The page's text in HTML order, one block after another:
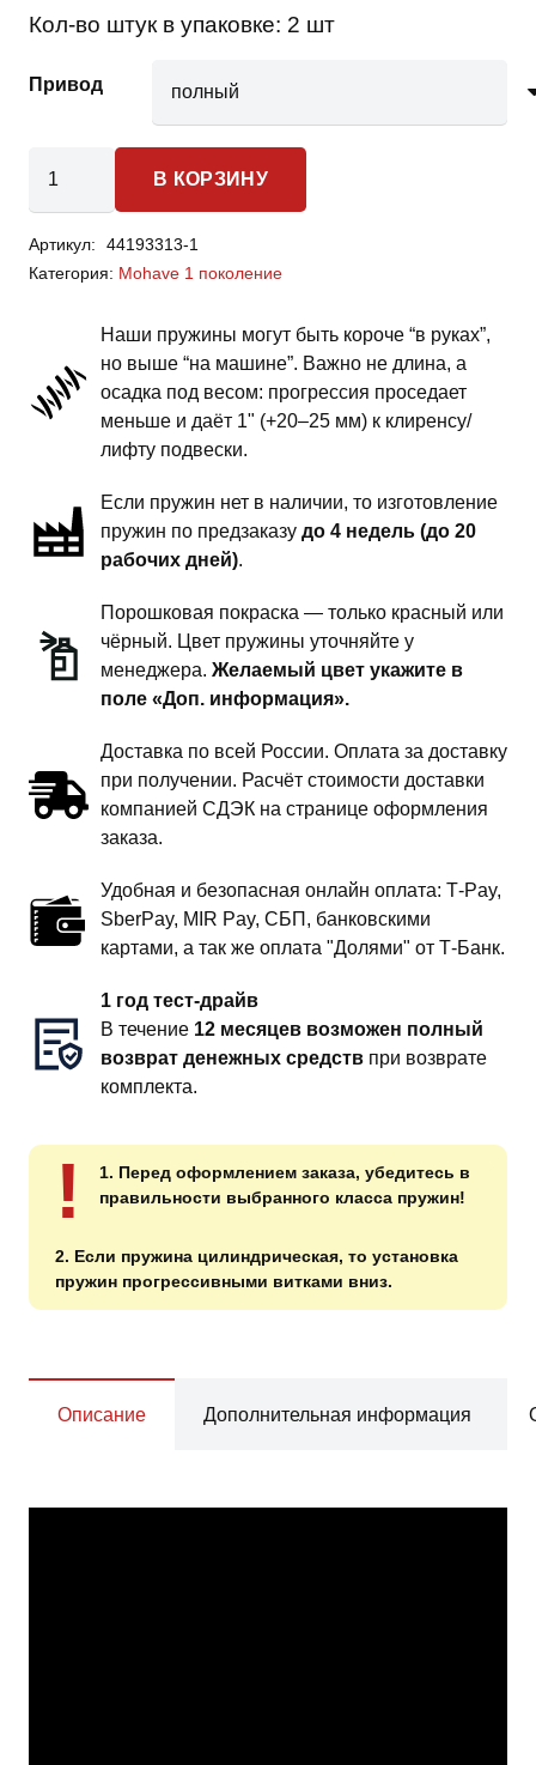
Кол-во штук в упаковке: 2 шт
Привод
товара
Mohave
-
подвески
-
комфорт
"БОЧКА"
конструкция
В КОРЗИНУ
Артикул:
44193313-1
Категория: Mohave 1 поколение
Наши пружины могут быть короче “в руках”,
но выше “на машине”. Важно не длина, а
осадка под весом: прогрессия проседает
меньше и даёт 1" (+20–25 мм) к клиренсу/
лифту подвески.
Если пружин нет в наличии, то изготовление
пружин по предзаказу до 4 недель (до 20
рабочих дней).
Порошковая покраска — только красный или
чёрный. Цвет пружины уточняйте у
менеджера. Желаемый цвет укажите в
поле «Доп. информация».
Доставка по всей России. Оплата за доставку
при получении. Расчёт стоимости доставки
компанией СДЭК на странице оформления
заказа.
Удобная и безопасная онлайн оплата: T‑Pay,
SberPay, MIR Pay, СБП, банковскими
картами, а так же оплата "Долями" от Т-Банк.
1 год тест-драйв
В течение 12 месяцев возможен полный
возврат денежных средств при возврате
комплекта.
!
1. Перед оформлением заказа, убедитесь в
правильности выбранного класса пружин!
2. Если пружина цилиндрическая, то установка
пружин прогрессивными витками вниз.
Описание Дополнительная информация